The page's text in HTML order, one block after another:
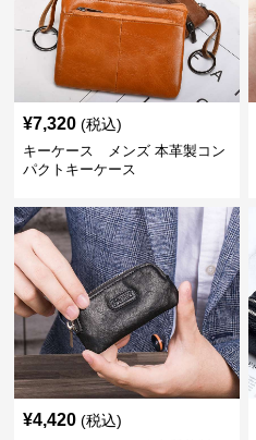
¥7,320 (税込)
キーケース メンズ 本革製コン
パクトキーケース
¥4,420 (税込)